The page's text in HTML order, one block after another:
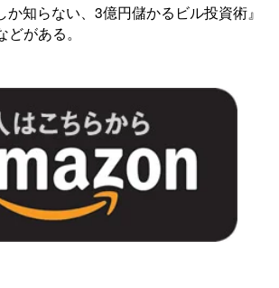
知らない、3億円儲かるビル投資術』
がある。